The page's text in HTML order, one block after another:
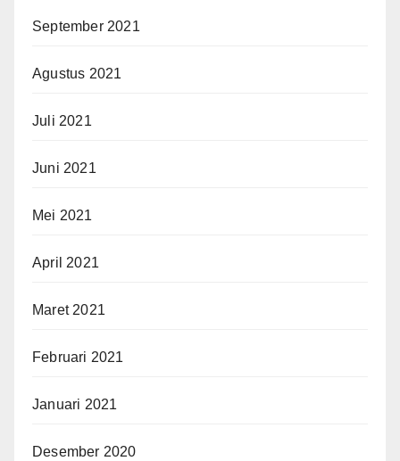
September 2021
Agustus 2021
Juli 2021
Juni 2021
Mei 2021
April 2021
Maret 2021
Februari 2021
Januari 2021
Desember 2020